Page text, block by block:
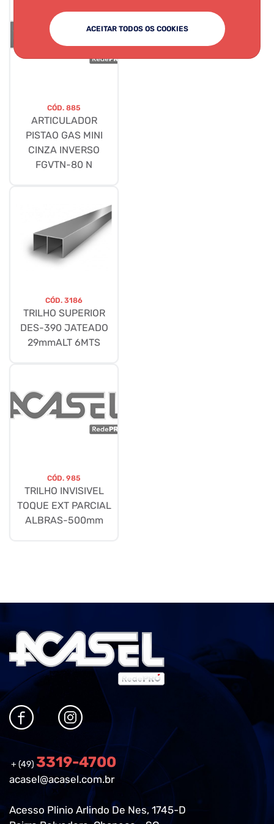
ACEITAR TODOS OS COOKIES
CÓD. 885
ARTICULADOR
PISTAO GAS MINI
CINZA INVERSO
FGVTN-80 N
CÓD. 3186
TRILHO SUPERIOR
DES-390 JATEADO
29mmALT 6MTS
CÓD. 985
TRILHO INVISIVEL
TOQUE EXT PARCIAL
ALBRAS-500mm
+ (49) 3319-4700
acasel@acasel.com.br
Acesso Plinio Arlindo De Nes, 1745-D